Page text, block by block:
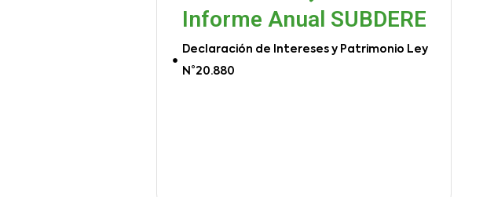
Informe Anual SUBDERE
Declaración de Intereses y Patrimonio Ley
N°20.880